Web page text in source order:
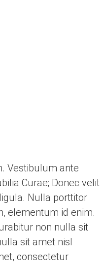
Vestibulum ante
Curae; Donec velit
Nulla porttitor
elementum id enim.
non nulla sit
sit amet nisl
consectetur